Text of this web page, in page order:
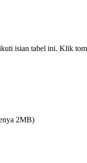
isian tabel ini. Klik
2MB)